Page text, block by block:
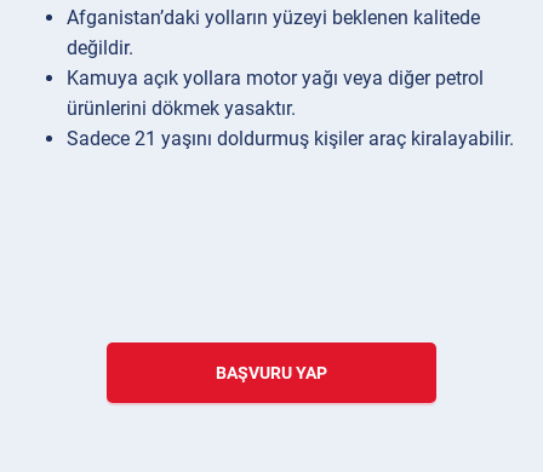
Afganistan’daki yolların yüzeyi beklenen kalitede
değildir.
Kamuya açık yollara motor yağı veya diğer petrol
ürünlerini dökmek yasaktır.
Sadece 21 yaşını doldurmuş kişiler araç kiralayabilir.
BAŞVURU YAP